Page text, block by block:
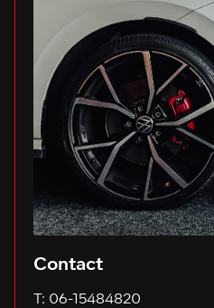
Contact
T: 06-15484820